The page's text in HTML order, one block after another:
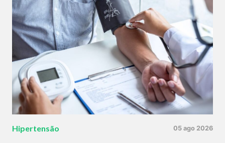
Hipertensão 05 ago 2026